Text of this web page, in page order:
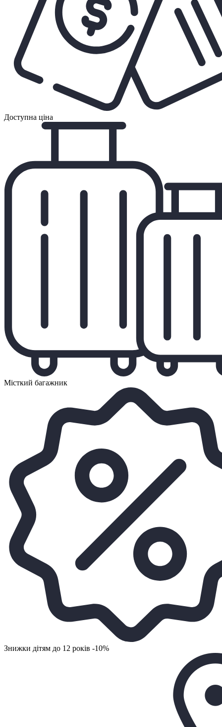
Доступна ціна
Місткий багажник
Знижки дітям до 12 років -10%